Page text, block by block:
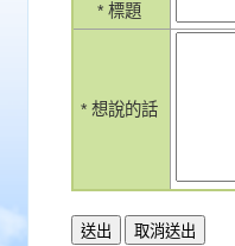
* 標題
* 想說的話